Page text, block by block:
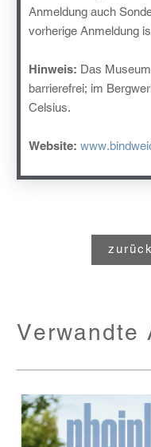
Anmeldung auch
vorherige Anmeldung
Hinweis: Das
barrierefrei; im
Celsius.
Website:
Verwandte